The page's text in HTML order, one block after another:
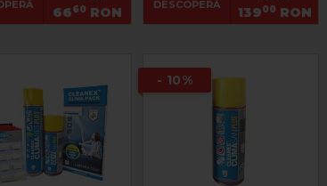
6660 RON DESCOPERĂ
13900 RON
- 10%